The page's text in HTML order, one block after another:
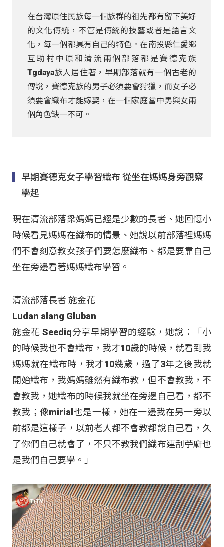
在台灣原住民族每一個族群的祖先都有留下美好
的文化傳統，不管是傳統的技藝或者是語言文
化，每一個都具有自己的特色。在南投縣仁愛鄉
互助村中原和清流兩個部落都是賽德克族
Tgdaya族人居住著，早期部落就有一個古老的
傳說，賽德克族的男子必須要會狩獵，而女子必
須要會織布才能嫁娶，在一個家庭當中男與女兩
個角色缺一不可。
早期賽德克女子學習織布 從坐在媽媽身旁觀察
學起
現在清流部落梁媽媽已經是少數的長者、她回憶小
時候看見媽媽在織布的情景、她說以前部落裡媽媽
們不會刻意教女孩子們要怎麼織布、都是要靠自己
坐在旁邊看著媽媽織布學習。
清流部落長者 施金花
Ludan alang Gluban
施金花 Seediq分享早期學習的經驗，她說：「小
的時候我也不會織布，我才10歲的時候，就看到我
媽媽就在織布時，我才10幾歲，過了3年之後我就
開始織布，我媽媽雖然有織布教，但不會教我，不
會教我，她織布的時候我就坐在旁邊自己看，都不
教我；像mirial也是一樣，她在一邊我在另一旁以
前都是這樣子，以前老人都不會教都說自己看，久
了你們自己就會了，不只不教我們織布連刮苧麻也
是我們自己要學。」